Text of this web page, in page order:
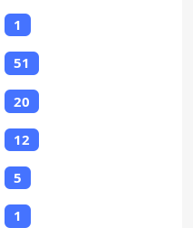
1
51
20
12
5
1